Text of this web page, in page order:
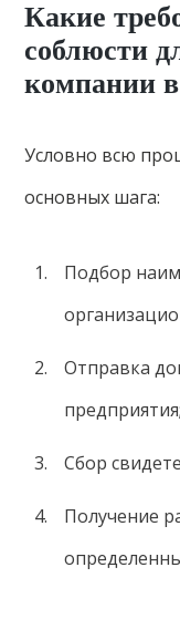
Какие
соблюсти
компании
Условно всю
основных шага:
Подбор
Отправка
предприятия;
Сбор
Получение